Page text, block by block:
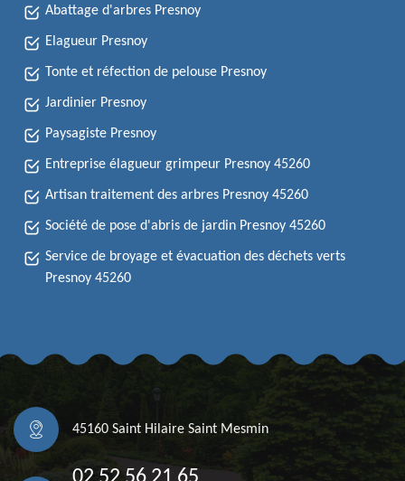
Abattage d'arbres Presnoy
Elagueur Presnoy
Tonte et réfection de pelouse Presnoy
Jardinier Presnoy
Paysagiste Presnoy
Entreprise élagueur grimpeur Presnoy 45260
Artisan traitement des arbres Presnoy 45260
Société de pose d'abris de jardin Presnoy 45260
Service de broyage et évacuation des déchets verts
Presnoy 45260
45160 Saint Hilaire Saint Mesmin